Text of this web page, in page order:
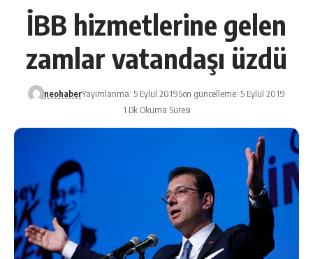
İBB hizmetlerine gelen
zamlar vatandaşı üzdü
neohaberYayımlanma: 5 Eylül 2019Son güncelleme: 5 Eylül 2019
1 Dk Okuma Süresi